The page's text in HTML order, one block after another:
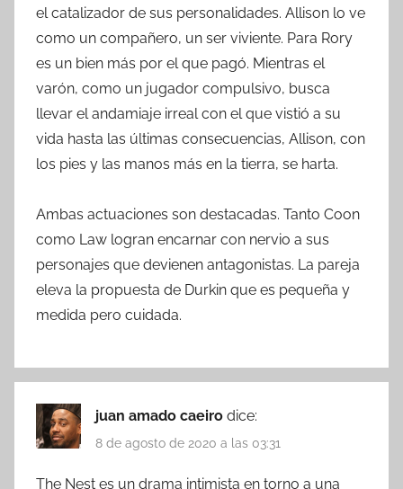
el catalizador de sus personalidades. Allison lo ve
como un compañero, un ser viviente. Para Rory
es un bien más por el que pagó. Mientras el
varón, como un jugador compulsivo, busca
llevar el andamiaje irreal con el que vistió a su
vida hasta las últimas consecuencias, Allison, con
los pies y las manos más en la tierra, se harta.
Ambas actuaciones son destacadas. Tanto Coon
como Law logran encarnar con nervio a sus
personajes que devienen antagonistas. La pareja
eleva la propuesta de Durkin que es pequeña y
medida pero cuidada.
juan amado caeiro dice:
8 de agosto de 2020 a las 03:31
The Nest es un drama intimista en torno a una